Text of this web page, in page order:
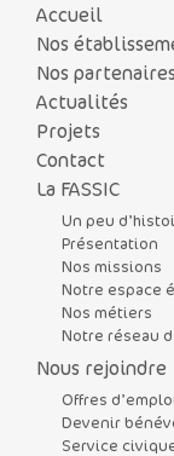
Accueil
Nos
Nos partenaires
Actualités
Projets
Contact
La FASSIC
Un peu
Présentation
Nos missions
Notre espace
Nos métiers
Notre réseau
Nous rejoindre
Offres
Devenir
Service